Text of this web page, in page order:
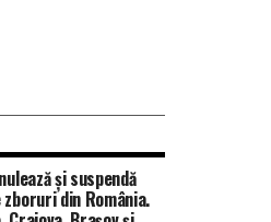
și suspendă
din România.